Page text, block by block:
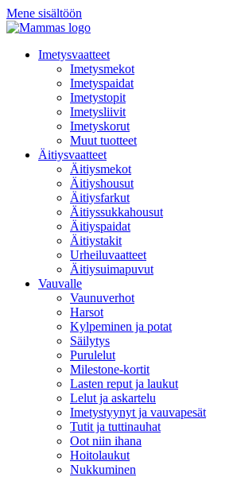
Mene sisältöön
Imetysvaatteet
Imetysmekot
Imetyspaidat
Imetystopit
Imetysliivit
Imetyskorut
Muut tuotteet
Äitiysvaatteet
Äitiysmekot
Äitiyshousut
Äitiysfarkut
Äitiyssukkahousut
Äitiyspaidat
Äitiystakit
Urheiluvaatteet
Äitiysuimapuvut
Vauvalle
Vaunuverhot
Harsot
Kylpeminen ja potat
Säilytys
Purulelut
Milestone-kortit
Lasten reput ja laukut
Lelut ja askartelu
Imetystyynyt ja vauvapesät
Tutit ja tuttinauhat
Oot niin ihana
Hoitolaukut
Nukkuminen